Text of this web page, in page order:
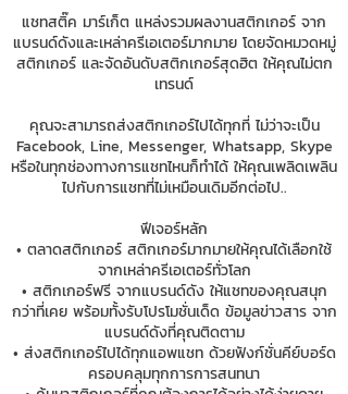
แชทสติ๊ค มาร์เก็ต แหล่งรวมผลงานสติกเกอร์ จาก
แบรนด์ดังและเหล่าครีเอเตอร์มากมาย โดยจัดหมวดหมู่
สติกเกอร์ และจัดอันดับสติกเกอร์สุดฮิต ให้คุณไม่ตก
เทรนด์
คุณจะสามารถส่งสติกเกอร์ไปได้ทุกที่ ไม่ว่าจะเป็น
Facebook, Line, Messenger, Whatsapp, Skype
หรือในทุกช่องทางการแชทไหนก็ทำได้ ให้คุณเพลิดเพลิน
ไปกับการแชทที่ไม่เหมือนเดิมอีกต่อไป..
ฟีเจอร์หลัก
• ตลาดสติกเกอร์ สติกเกอร์มากมายให้คุณได้เลือกใช้
จากเหล่าครีเอเตอร์ทั่วโลก
• สติกเกอร์ฟรี จากแบรนด์ดัง ให้แชทของคุณสนุก
กว่าที่เคย พร้อมทั้งรับโปรโมชั่นเด็ด ข้อมูลข่าวสาร จาก
แบรนด์ดังที่คุณติดตาม
• ส่งสติกเกอร์ไปได้ทุกแอพแชท ด้วยฟังก์ชั่นคีย์บอร์ด
ครอบคลุมทุกการการสนทนา